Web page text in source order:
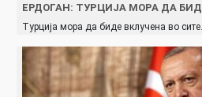
ЕРДОГАН: ТУРЦИЈА МОРА ДА
Турција мора да биде вклучена во